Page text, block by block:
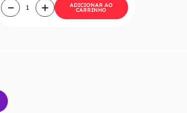
＋
－ ADICIONAR AO
CARRINHO